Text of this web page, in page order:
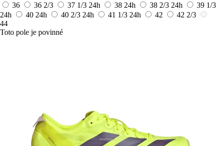
36
36 2/3 37 1/3 24h 38 24h 38 2/3 24h
39 1/3
24h
40 24h 40 2/3 24h 41 1/3 24h 42
42 2/3
44
Toto pole je povinné